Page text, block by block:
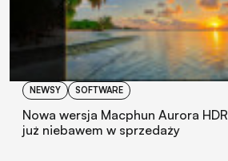
NEWSY SOFTWARE
Nowa wersja Macphun Aurora HDR
już niebawem w sprzedaży